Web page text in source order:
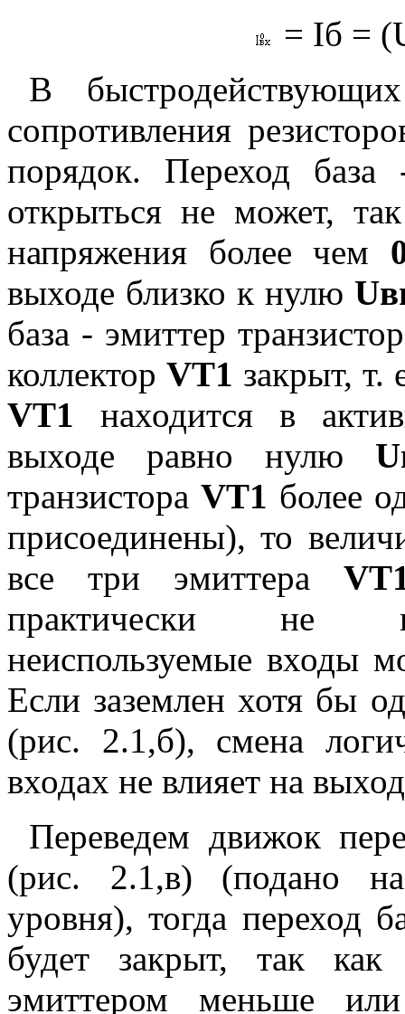
= Iб =
В
сопротивления
порядок. Переход база
открыться не может,
напряжения более чем
выходе близко к нулю
база - эмиттер
коллектор VT1 закрыт, т.
VT1 находится в
выходе равно нулю
транзистораVT1 более
присоединены), то
все три эмиттера
практически не
неиспользуемые входы
Если заземлен хотя бы
(рис. 2.1,б), смена
входах не влияет на
Переведем движок
(рис. 2.1,в) (подано
уровня), тогда переход
будет закрыт, так
эмиттером меньше